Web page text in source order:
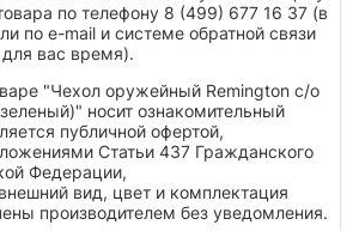
по телефону 8 (499) 677 16 37 (в
по e-mail и системе обратной связи
вас время).
"Чехол оружейный Remington с/о
носит ознакомительный
публичной офертой,
Статьи 437 Гражданского
Федерации,
вид, цвет и комплектация
производителем без уведомления.